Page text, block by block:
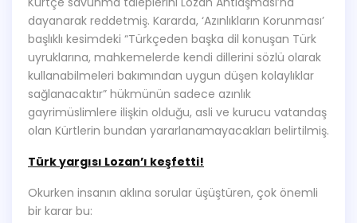
dayanarak reddetmiş. Kararda, ‘Azınlıkların Korunması’
başlıklı kesimdeki “Türkçeden başka dil konuşan Türk
uyruklarına, mahkemelerde kendi dillerini sözlü olarak
kullanabilmeleri bakımından uygun düşen kolaylıklar
sağlanacaktır” hükmünün sadece azınlık
gayrimüslimlere ilişkin olduğu, asli ve kurucu vatandaş
olan Kürtlerin bundan yararlanamayacakları belirtilmiş.
Türk yargısı Lozan’ı keşfetti!
Okurken insanın aklına sorular üşüştüren, çok önemli
bir karar bu: